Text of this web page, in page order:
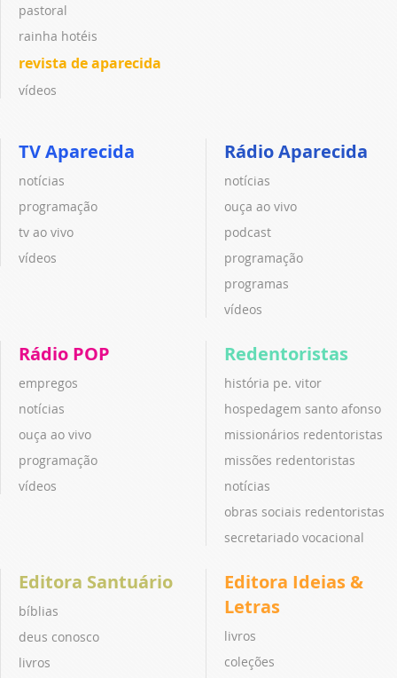
pastoral
rainha hotéis
revista de aparecida
vídeos
TV Aparecida
notícias
programação
tv ao vivo
vídeos
Rádio Aparecida
notícias
ouça ao vivo
podcast
programação
programas
vídeos
Rádio POP
empregos
notícias
ouça ao vivo
programação
vídeos
Redentoristas
história pe. vitor
hospedagem santo afonso
missionários redentoristas
missões redentoristas
notícias
obras sociais redentoristas
secretariado vocacional
Editora Santuário
bíblias
deus conosco
livros
Editora Ideias &
Letras
livros
coleções